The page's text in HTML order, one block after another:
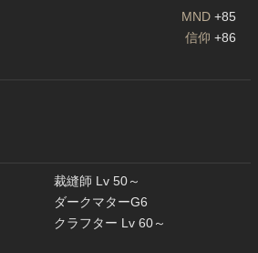
MND +85
信仰 +86
裁縫師 Lv 50～
ダークマターG6
クラフター Lv 60～